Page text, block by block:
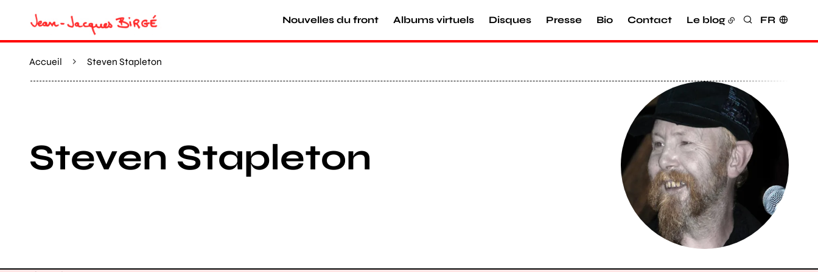
Nouvelles du front Albums virtuels Disques Presse Bio Contact Le blog Rechercher
FR
Accueil Steven Stapleton
Steven Stapleton